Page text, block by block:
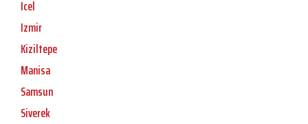
Icel
Izmir
Kiziltepe
Manisa
Samsun
Siverek